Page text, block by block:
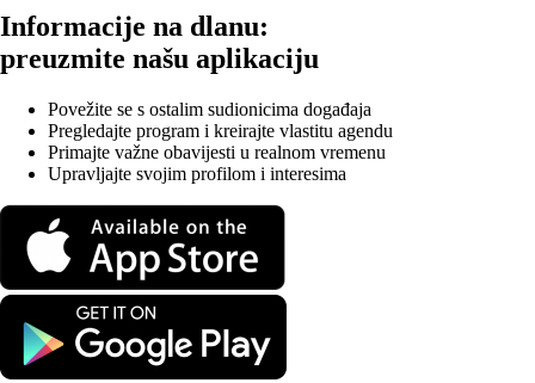
Informacije na dlanu:
preuzmite našu aplikaciju
Povežite se s ostalim sudionicima događaja
Pregledajte program i kreirajte vlastitu agendu
Primajte važne obavijesti u realnom vremenu
Upravljajte svojim profilom i interesima